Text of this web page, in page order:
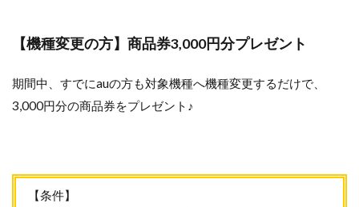
【機種変更の方】商品券3,000円分プレゼント
期間中、すでにauの方も対象機種へ機種変更するだけで、
3,000円分の商品券をプレゼント♪
【条件】